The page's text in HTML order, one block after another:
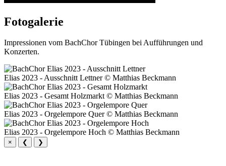
Fotogalerie
Impressionen vom BachChor Tübingen bei Aufführungen und
Konzerten.
Elias 2023 - Ausschnitt Lettner © Matthias Beckmann
Elias 2023 - Gesamt Holzmarkt © Matthias Beckmann
Elias 2023 - Orgelempore Quer © Matthias Beckmann
Elias 2023 - Orgelempore Hoch © Matthias Beckmann
× ❮ ❯